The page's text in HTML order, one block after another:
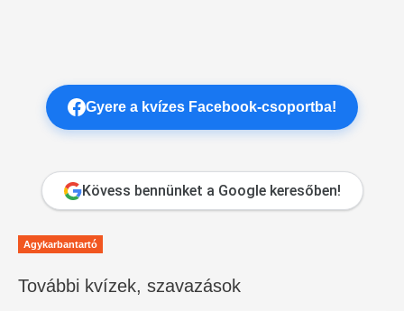
Gyere a kvízes Facebook-csoportba!
Kövess bennünket a Google keresőben!
Agykarbantartó
További kvízek, szavazások